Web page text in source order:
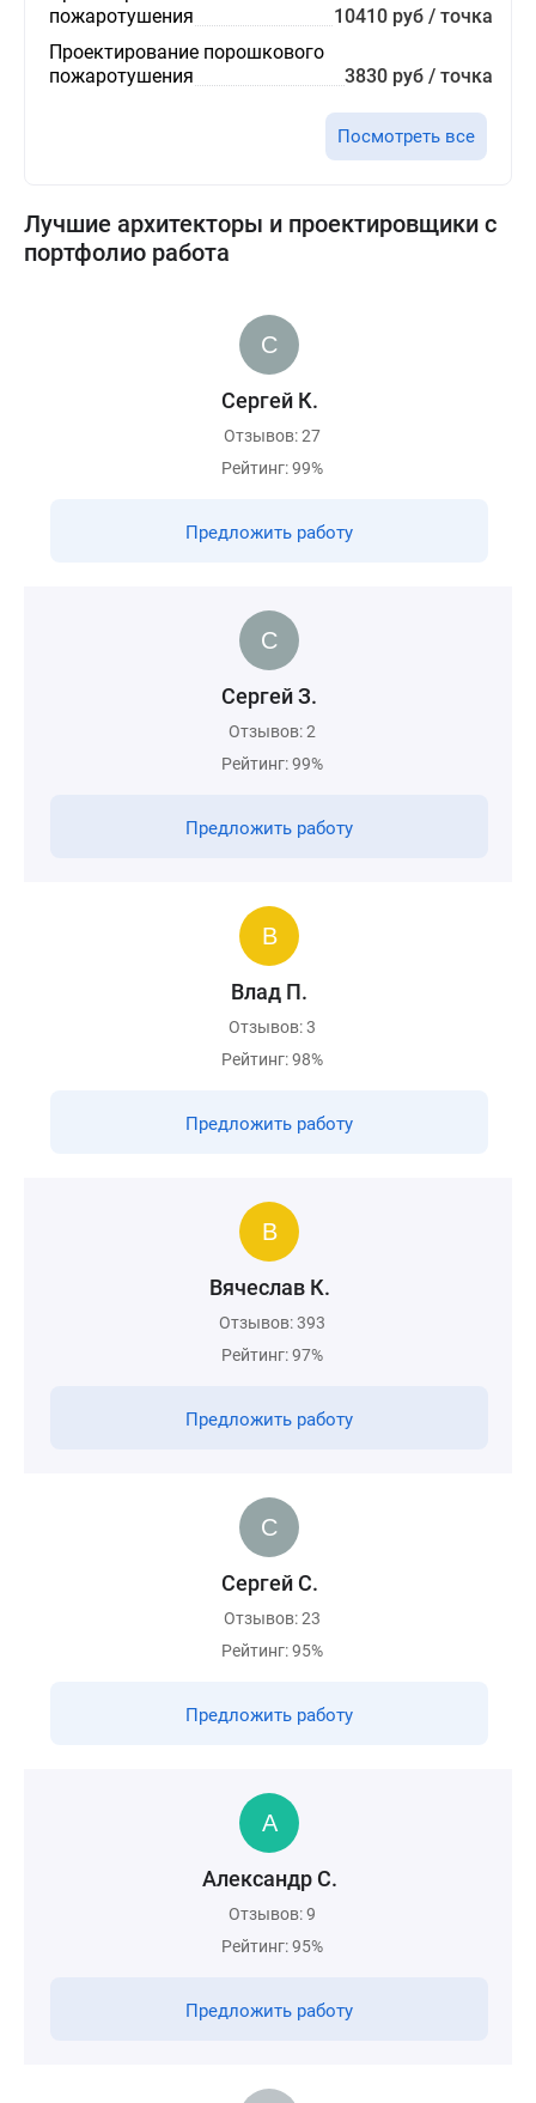
пожаротушения
10410 руб / точка
Проектирование порошкового
пожаротушения
3830 руб / точка
Посмотреть все
Лучшие архитекторы и проектировщики с
портфолио работа
Сергей К.
Отзывов: 27
Рейтинг: 99%
Предложить работу
Сергей З.
Отзывов: 2
Рейтинг: 99%
Предложить работу
Влад П.
Отзывов: 3
Рейтинг: 98%
Предложить работу
Вячеслав К.
Отзывов: 393
Рейтинг: 97%
Предложить работу
Сергей С.
Отзывов: 23
Рейтинг: 95%
Предложить работу
Александр С.
Отзывов: 9
Рейтинг: 95%
Предложить работу